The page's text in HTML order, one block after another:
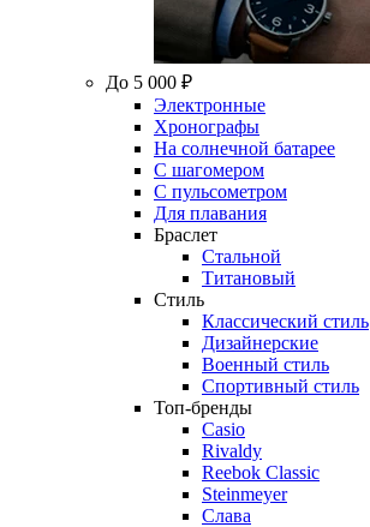
До 5 000 ₽
Электронные
Хронографы
На солнечной батарее
С шагомером
С пульсометром
Для плавания
Браслет
Стальной
Титановый
Стиль
Классический стиль
Дизайнерские
Военный стиль
Спортивный стиль
Топ-бренды
Casio
Rivaldy
Reebok Classic
Steinmeyer
Слава